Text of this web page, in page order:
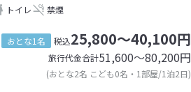
トイレ 禁煙
おとな1名 税込25,800～40,100円
旅行代金合計51,600〜80,200円
(おとな2名 こども0名・1部屋/1泊2日)